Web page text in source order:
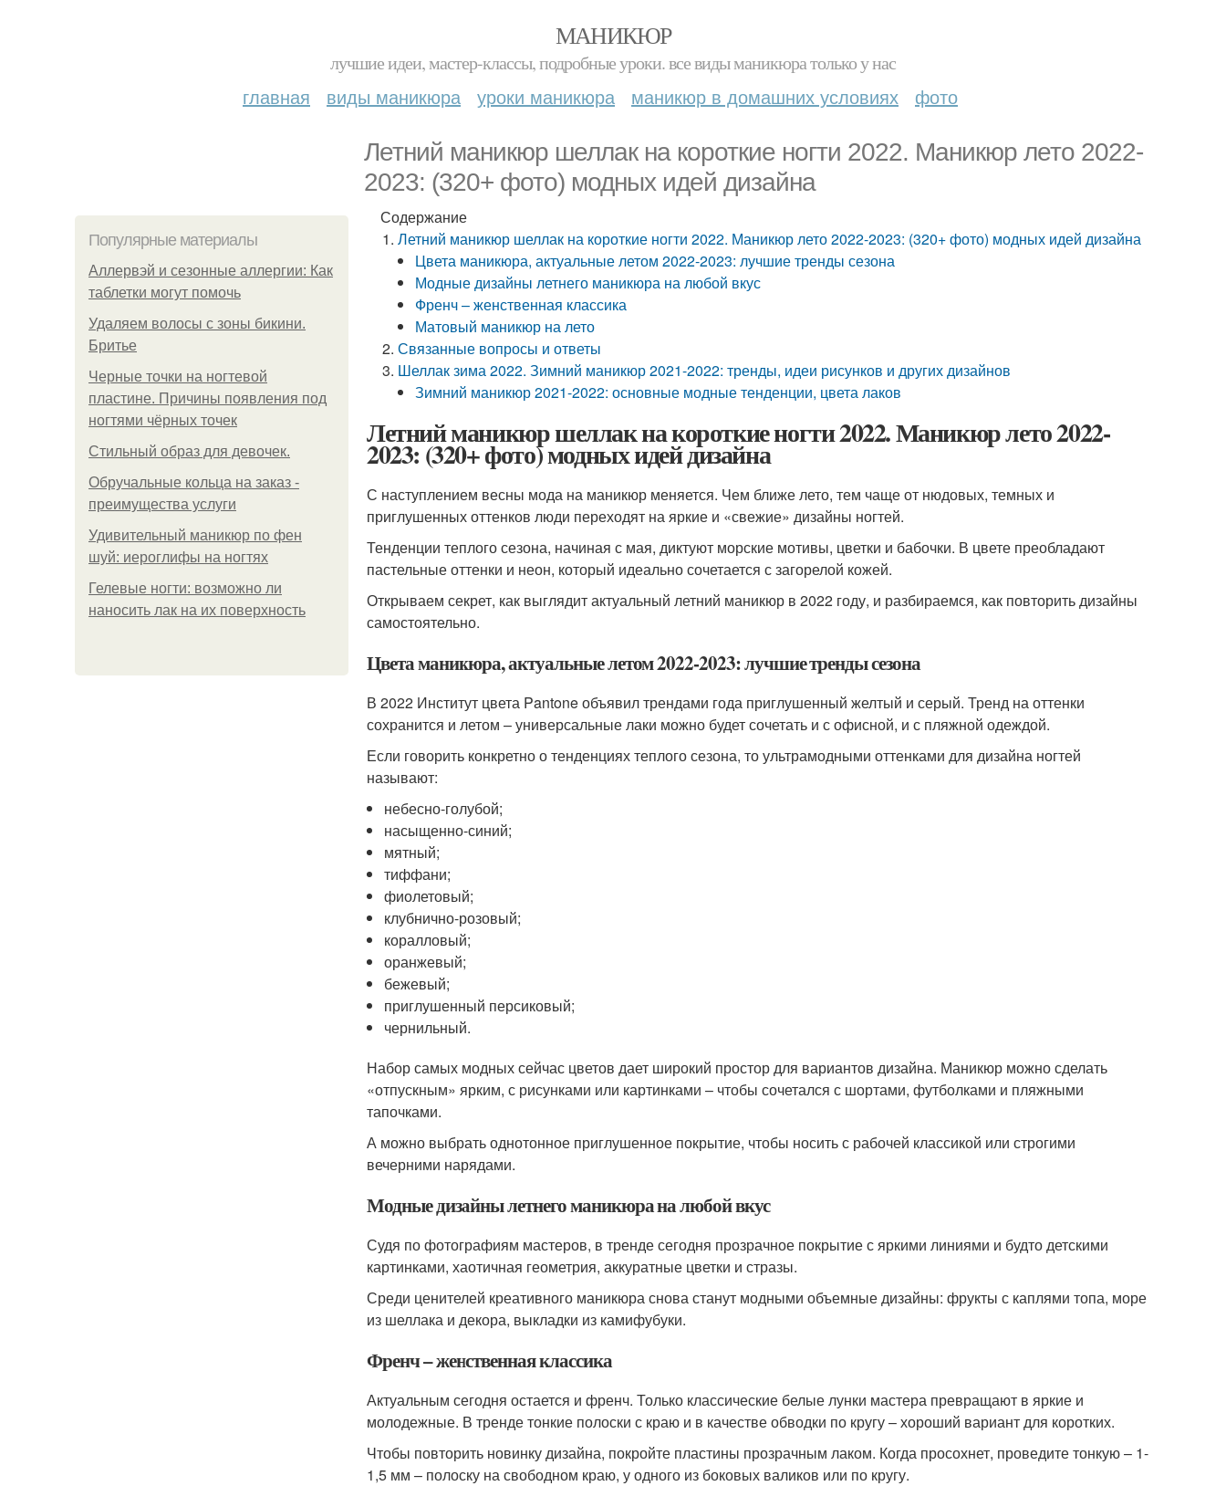
МАНИКЮР
лучшие идеи, мастер-классы, подробные уроки. все виды маникюра только у нас
главная виды маникюра уроки маникюра маникюр в домашних условиях фото
Летний маникюр шеллак на короткие ногти 2022. Маникюр лето 2022-
2023: (320+ фото) модных идей дизайна
Популярные материалы
Аллервэй и сезонные аллергии: Как
таблетки могут помочь
Удаляем волосы с зоны бикини.
Бритье
Черные точки на ногтевой
пластине. Причины появления под
ногтями чёрных точек
Стильный образ для девочек.
Обручальные кольца на заказ -
преимущества услуги
Удивительный маникюр по фен
шуй: иероглифы на ногтях
Гелевые ногти: возможно ли
наносить лак на их поверхность
Содержание
Летний маникюр шеллак на короткие ногти 2022. Маникюр лето 2022-2023: (320+ фото) модных идей дизайна
Цвета маникюра, актуальные летом 2022-2023: лучшие тренды сезона
Модные дизайны летнего маникюра на любой вкус
Френч – женственная классика
Матовый маникюр на лето
Связанные вопросы и ответы
Шеллак зима 2022. Зимний маникюр 2021-2022: тренды, идеи рисунков и других дизайнов
Зимний маникюр 2021-2022: основные модные тенденции, цвета лаков
Летний маникюр шеллак на короткие ногти 2022. Маникюр лето 2022-
2023: (320+ фото) модных идей дизайна
С наступлением весны мода на маникюр меняется. Чем ближе лето, тем чаще от нюдовых, темных и
приглушенных оттенков люди переходят на яркие и «свежие» дизайны ногтей.
Тенденции теплого сезона, начиная с мая, диктуют морские мотивы, цветки и бабочки. В цвете преобладают
пастельные оттенки и неон, который идеально сочетается с загорелой кожей.
Открываем секрет, как выглядит актуальный летний маникюр в 2022 году, и разбираемся, как повторить дизайны
самостоятельно.
Цвета маникюра, актуальные летом 2022-2023: лучшие тренды сезона
В 2022 Институт цвета Pantone объявил трендами года приглушенный желтый и серый. Тренд на оттенки
сохранится и летом – универсальные лаки можно будет сочетать и с офисной, и с пляжной одеждой.
Если говорить конкретно о тенденциях теплого сезона, то ультрамодными оттенками для дизайна ногтей
называют:
небесно-голубой;
насыщенно-синий;
мятный;
тиффани;
фиолетовый;
клубнично-розовый;
коралловый;
оранжевый;
бежевый;
приглушенный персиковый;
чернильный.
Набор самых модных сейчас цветов дает широкий простор для вариантов дизайна. Маникюр можно сделать
«отпускным» ярким, с рисунками или картинками – чтобы сочетался с шортами, футболками и пляжными
тапочками.
А можно выбрать однотонное приглушенное покрытие, чтобы носить с рабочей классикой или строгими
вечерними нарядами.
Модные дизайны летнего маникюра на любой вкус
Судя по фотографиям мастеров, в тренде сегодня прозрачное покрытие с яркими линиями и будто детскими
картинками, хаотичная геометрия, аккуратные цветки и стразы.
Среди ценителей креативного маникюра снова станут модными объемные дизайны: фрукты с каплями топа, море
из шеллака и декора, выкладки из камифубуки.
Френч – женственная классика
Актуальным сегодня остается и френч. Только классические белые лунки мастера превращают в яркие и
молодежные. В тренде тонкие полоски с краю и в качестве обводки по кругу – хороший вариант для коротких.
Чтобы повторить новинку дизайна, покройте пластины прозрачным лаком. Когда просохнет, проведите тонкую – 1-
1,5 мм – полоску на свободном краю, у одного из боковых валиков или по кругу.